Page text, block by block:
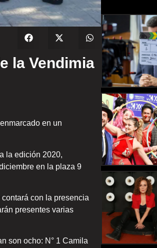
la Vendimia
en un
la edición 2020,
en la plaza 9
con la presencia
presentes varias
son ocho: N° 1 Camila